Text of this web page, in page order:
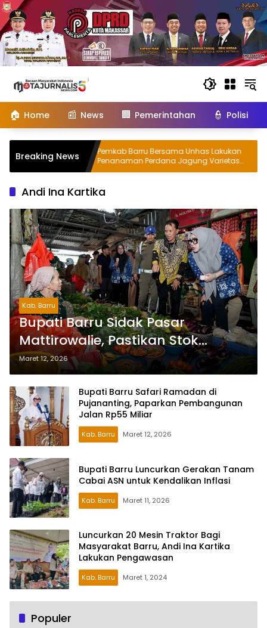
konten
🏠 Home 📰 News 🏢 Pemerintahan 👮 Polisi
Breaking News
Rp70,5
Pemkab Barru Bersama Unhas Lakukan
Penanaman Perdana Jagung Varietas
JJUH
Andi Ina Kartika
Kab. Barru
Bupati Barru Sidak Pasar
Mattirowalie, Pastikan Stok
Sembako Aman Jelang Idulfitri
Maret 12, 2026
Bupati Barru Safari Ramadan di
Pujananting, Paparkan Pembangunan
Jalan Rp55 Miliar
Kab. Barru Maret 12, 2026
Bupati Barru Luncurkan Gerakan Tanam
Cabai ASN untuk Kendalikan Inflasi
Kab. Barru Maret 11, 2026
Luncurkan 20 Mesin Traktor Bagi
Masyarakat Barru, Andi Ina Kartika
Lakukan Pengawasan
Kab. Barru Maret 1, 2024
Populer